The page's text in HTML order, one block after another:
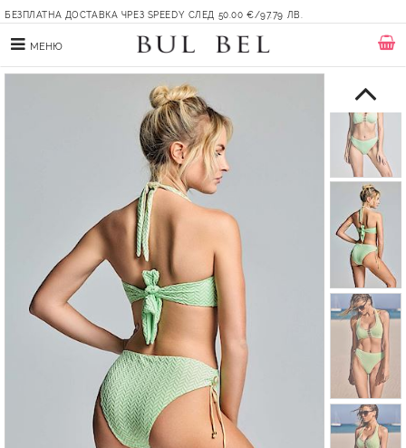
БЕЗПЛАТНА ДОСТАВКА ЧРЕЗ SPEEDY СЛЕД 50.00 €/97.79 ЛВ.
МЕНЮ